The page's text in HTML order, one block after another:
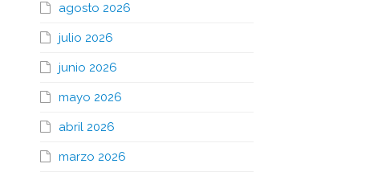
agosto 2026
julio 2026
junio 2026
mayo 2026
abril 2026
marzo 2026